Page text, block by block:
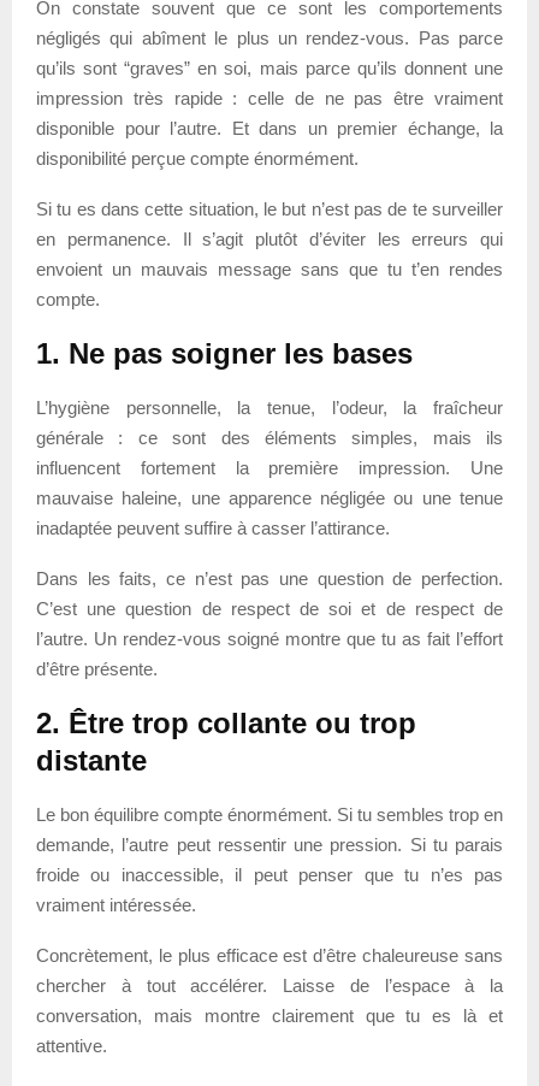
On constate souvent que ce sont les comportements
négligés qui abîment le plus un rendez-vous. Pas parce
qu’ils sont “graves” en soi, mais parce qu’ils donnent une
impression très rapide : celle de ne pas être vraiment
disponible pour l’autre. Et dans un premier échange, la
disponibilité perçue compte énormément.
Si tu es dans cette situation, le but n’est pas de te surveiller
en permanence. Il s’agit plutôt d’éviter les erreurs qui
envoient un mauvais message sans que tu t’en rendes
compte.
1. Ne pas soigner les bases
L’hygiène personnelle, la tenue, l’odeur, la fraîcheur
générale : ce sont des éléments simples, mais ils
influencent fortement la première impression. Une
mauvaise haleine, une apparence négligée ou une tenue
inadaptée peuvent suffire à casser l’attirance.
Dans les faits, ce n’est pas une question de perfection.
C’est une question de respect de soi et de respect de
l’autre. Un rendez-vous soigné montre que tu as fait l’effort
d’être présente.
2. Être trop collante ou trop
distante
Le bon équilibre compte énormément. Si tu sembles trop en
demande, l’autre peut ressentir une pression. Si tu parais
froide ou inaccessible, il peut penser que tu n’es pas
vraiment intéressée.
Concrètement, le plus efficace est d’être chaleureuse sans
chercher à tout accélérer. Laisse de l’espace à la
conversation, mais montre clairement que tu es là et
attentive.